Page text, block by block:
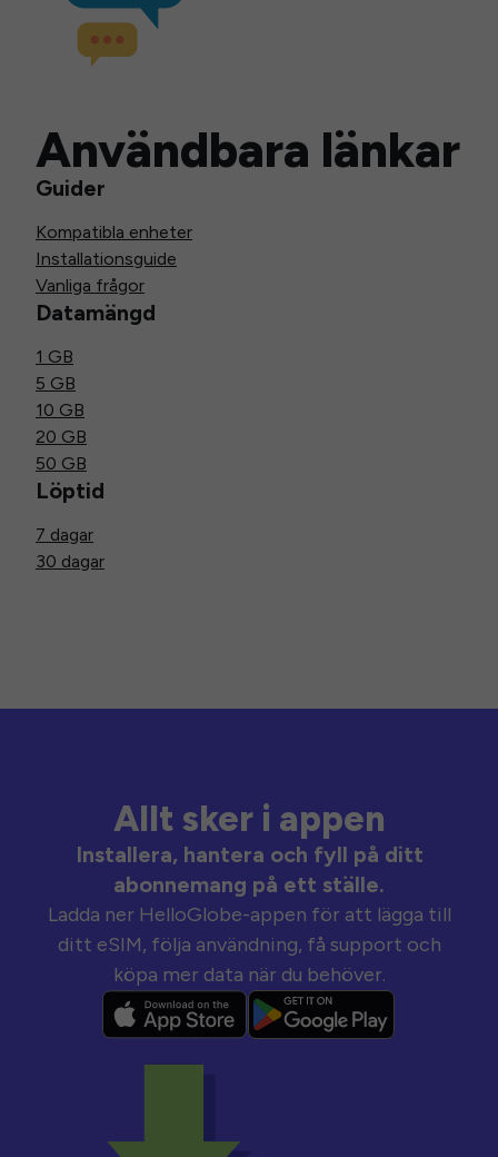
Användbara länkar
Guider
Kompatibla enheter
Installationsguide
Vanliga frågor
Datamängd
1 GB
5 GB
10 GB
20 GB
50 GB
Löptid
7 dagar
30 dagar
Allt sker i appen
Installera, hantera och fyll på ditt
abonnemang på ett ställe.
Ladda ner HelloGlobe-appen för att lägga till
ditt eSIM, följa användning, få support och
köpa mer data när du behöver.